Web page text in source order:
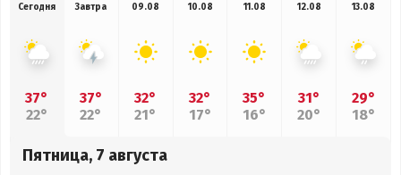
Сегодня
37°
22°
Завтра
37°
22°
09.08
32°
21°
10.08
32°
17°
11.08
35°
16°
12.08
31°
20°
13.08
29°
18°
Пятница, 7 августа